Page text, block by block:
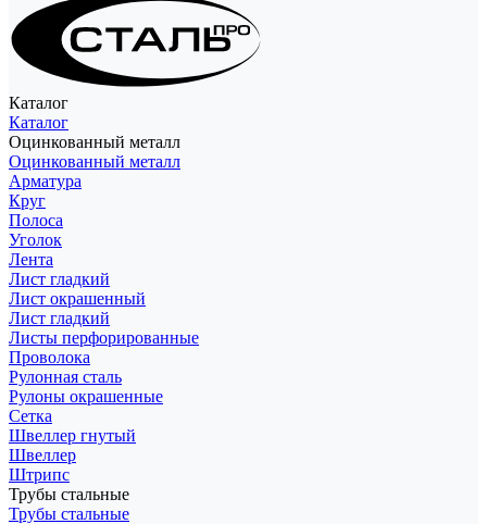
Каталог
Каталог
Оцинкованный металл
Оцинкованный металл
Арматура
Круг
Полоса
Уголок
Лента
Лист гладкий
Лист окрашенный
Лист гладкий
Листы перфорированные
Проволока
Рулонная сталь
Рулоны окрашенные
Сетка
Швеллер гнутый
Швеллер
Штрипс
Трубы стальные
Трубы стальные